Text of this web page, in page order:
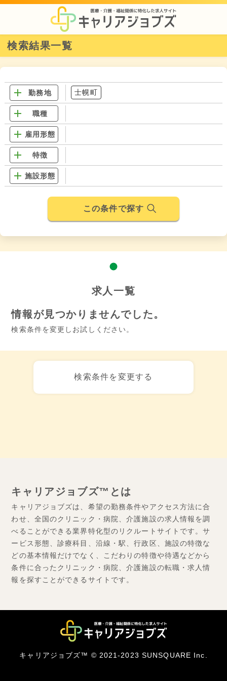
検索結果一覧
勤務地 士幌町
職種
雇用形態
特徴
施設形態
この条件で探す
求人一覧
情報が見つかりませんでした。
検索条件を変更しお試しください。
検索条件を変更する
キャリアジョブズ™とは
キャリアジョブズは、希望の勤務条件やアクセス方法に合
わせ、全国のクリニック・病院、介護施設の求人情報を調
べることができる業界特化型のリクルートサイトです。サ
ービス形態、診療科目、沿線・駅、行政区、施設の特徴な
どの基本情報だけでなく、こだわりの特徴や待遇などから
条件に合ったクリニック・病院、介護施設の転職・求人情
報を探すことができるサイトです。
キャリアジョブズ™ © 2021-2023 SUNSQUARE Inc.